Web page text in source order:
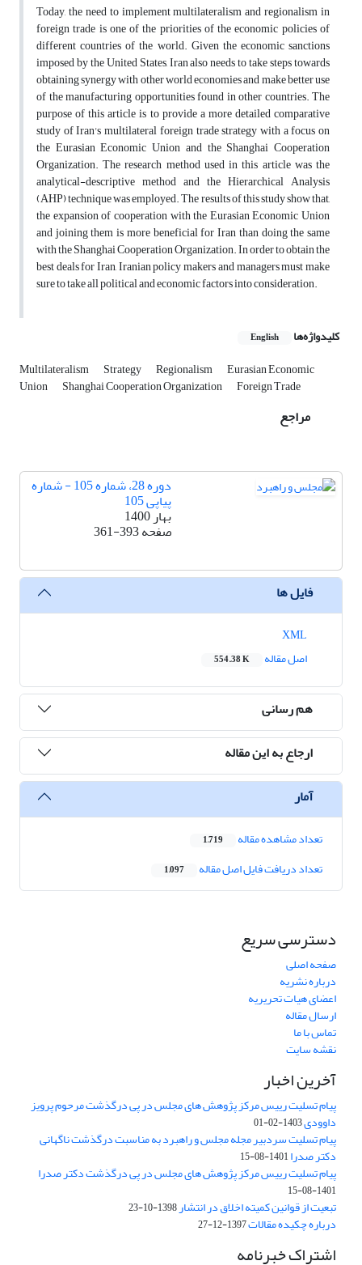
Today, the need to implement multilateralism and regionalism in
foreign trade is one of the priorities of the economic policies of
different countries of the world. Given the economic sanctions
imposed by the United States, Iran also needs to take steps towards
obtaining synergy with other world economies and make better use
of the manufacturing opportunities found in other countries. The
purpose of this article is to provide a more detailed comparative
study of Iran's multilateral foreign trade strategy with a focus on
the Eurasian Economic Union and the Shanghai Cooperation
Organization. The research method used in this article was the
analytical-descriptive method and the Hierarchical Analysis
(AHP) technique was employed. The results of this study show that,
the expansion of cooperation with the Eurasian Economic Union
and joining them is more beneficial for Iran than doing the same
with the Shanghai Cooperation Organization. In order to obtain the
best deals for Iran, Iranian policy makers and managers must make
sure to take all political and economic factors into consideration.
کلیدواژه‌ها English
Multilateralism Strategy Regionalism Eurasian Economic
Union Shanghai Cooperation Organization Foreign Trade
مراجع
دوره 28، شماره 105 - شماره
پیاپی 105
بهار 1400
صفحه361-393
فایل ها
اصل مقاله
554.38 K
هم رسانی
ارجاع به این مقاله
آمار
تعداد مشاهده مقاله 1,719
تعداد دریافت فایل اصل مقاله 1,097
دسترسی سریع
صفحه اصلی
درباره نشریه
اعضای هیات تحریریه
ارسال مقاله
تماس با ما
نقشه سایت
آخرین اخبار
پیام تسلیت رییس مرکز پژوهش های مجلس در پی درگذشت مرحوم پرویز
داوودی1403-02-01
پیام تسلیت سردبیر مجله مجلس و راهبرد به مناسبت درگذشت ناگهانی
دکتر صدرا1401-08-15
پیام تسلیت رییس مرکز پژوهش های مجلس در پی درگذشت دکتر صدرا
1401-08-15
تبعیت از قوانین کمیته اخلاق در انتشار1398-10-23
درباره چکیده مقالات1397-12-27
اشتراک خبرنامه